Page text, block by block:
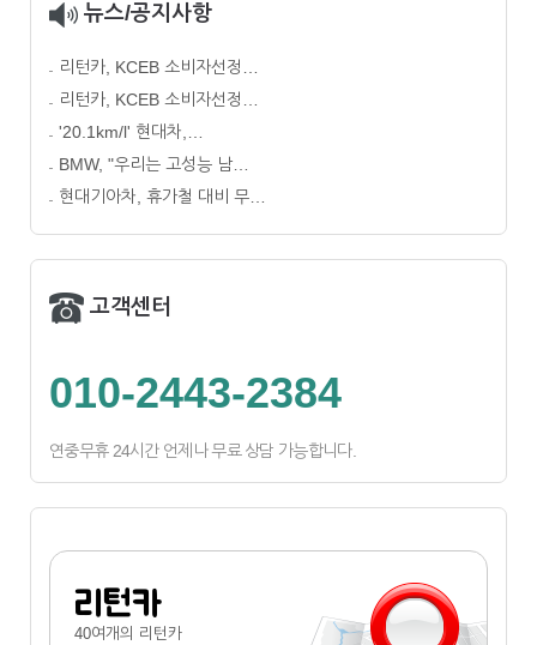
뉴스/공지사항
리턴카, KCEB 소비자선정…
리턴카, KCEB 소비자선정…
'20.1km/l' 현대차,…
BMW, "우리는 고성능 남…
현대기아차, 휴가철 대비 무…
고객센터
010-2443-2384
연중무휴 24시간 언제나 무료 상담 가능합니다.
리턴카
40여개의 리턴카